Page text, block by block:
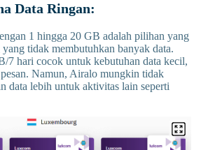
Data Ringan:
1 hingga 20 GB adalah pilihan yang
tidak membutuhkan banyak data.
7 hari cocok untuk kebutuhan data kecil,
Namun, Airalo mungkin tidak
data lebih untuk aktivitas lain seperti